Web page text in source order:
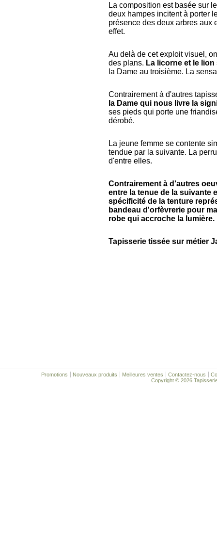
La composition est basée sur
deux hampes incitent à porter
présence des deux arbres aux
effet.
Au delà de cet exploit visuel,
des plans. La licorne et le lion
la Dame au troisième. La
Contrairement à d'autres
la Dame qui nous livre la
ses pieds qui porte une
dérobé.
La jeune femme se contente
tendue par la suivante. La
d'entre elles.
Contrairement à d'autres
entre la tenue de la suivante
spécificité de la tenture
bandeau d'orfèvrerie pour
robe qui accroche la lumière.
Tapisserie tissée sur métier
Promotions Nouveaux produits Meilleures ventes Contactez-nous
Copyright © 2026